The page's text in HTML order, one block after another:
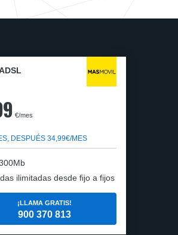
€/mes
DESPUÉS 34,99€/MES
ilimitadas desde fijo a fijos
¡LLAMA GRATIS!
900 370 813